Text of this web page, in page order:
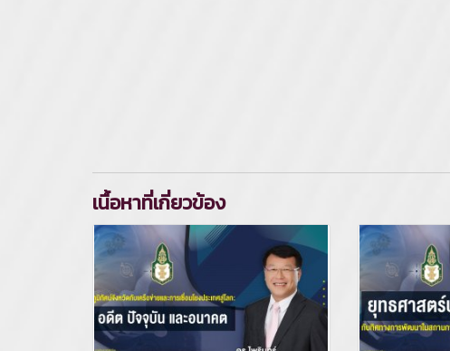
เนื้อหาที่เกี่ยวข้อง